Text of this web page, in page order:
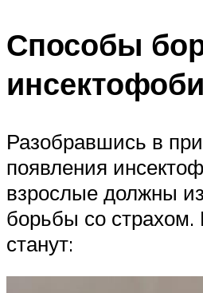
Способы
Разобравшись в
появления
взрослые должны
борьбы со
станут: